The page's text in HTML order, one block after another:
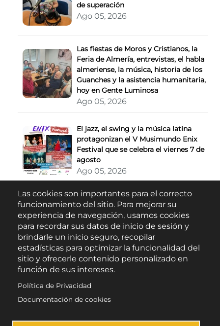
de superación
Ago 05, 2026
Las fiestas de Moros y Cristianos, la
Feria de Almería, entrevistas, el habla
almeriense, la música, historia de los
Guanches y la asistencia humanitaria,
hoy en Gente Luminosa
Ago 05, 2026
El jazz, el swing y la música latina
protagonizan el V Musimundo Enix
Festival que se celebra el viernes 7 de
agosto
Ago 05, 2026
Buscar
Las cookies son importantes para el correcto
funcionamiento del sitio. Para mejorar su
experiencia de navegación, usamos cookies
para recordar sus datos de inicio de sesión y
brindarle un inicio seguro, recopilar
estadísticas para optimizar la funcionalidad del
sitio y ofrecerle contenido personalizado en
función de sus intereses.
Política de Privacidad
Documentación de cookies